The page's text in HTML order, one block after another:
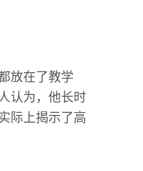
放在了教学
认为，他长时
际上揭示了高